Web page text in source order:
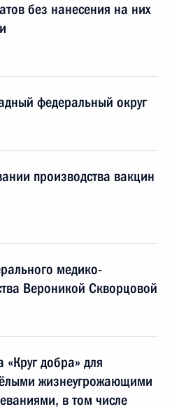
без нанесения на них
федеральный округ
производства вакцин
медико-
Вероникой Скворцовой
добра» для
жизнеугрожающими
в том числе